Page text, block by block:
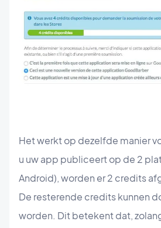
Het werkt op dezelfde manier
u uw app publiceert op de 2
Android), worden er 2 credits
De resterende credits kunnen
worden. Dit betekent dat,